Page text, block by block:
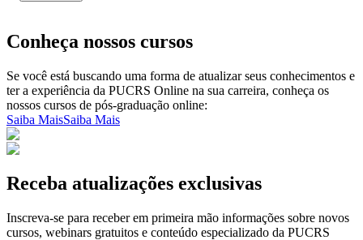
Conheça nossos cursos
Se você está buscando uma forma de atualizar seus conhecimentos e
ter a experiência da PUCRS Online na sua carreira, conheça os
nossos cursos de pós-graduação online:
Saiba MaisSaiba Mais
Receba atualizações exclusivas
Inscreva-se para receber em primeira mão informações sobre novos
cursos, webinars gratuitos e conteúdo especializado da PUCRS